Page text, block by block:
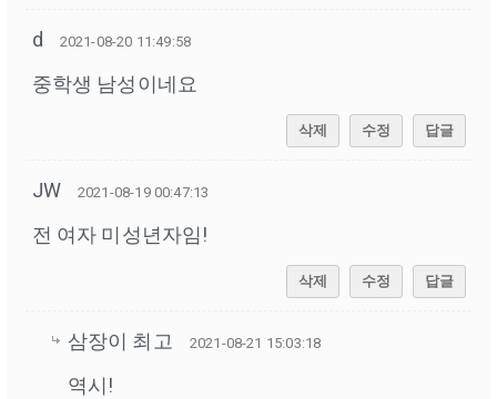
d 2021-08-20 11:49:58
중학생 남성이네요
삭제 수정 답글
JW 2021-08-19 00:47:13
전 여자 미성년자임!
삭제 수정 답글
삼장이 최고 2021-08-21 15:03:18
역시!